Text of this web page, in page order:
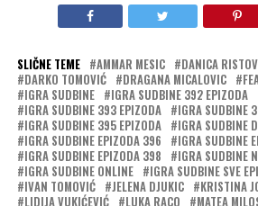
SLIČNE TEME AMMAR MESIC DANICA
DARKO TOMOVIĆ
DRAGANA MICALOVIC
IGRA SUDBINE
IGRA SUDBINE 392 EPIZODA
IGRA SUDBINE 393 EPIZODA
IGRA SUDBINE
IGRA SUDBINE 395 EPIZODA
IGRA SUDBINE
IGRA SUDBINE EPIZODA 396
IGRA SUDBINE
IGRA SUDBINE EPIZODA 398
IGRA SUDBINE
IGRA SUDBINE ONLINE
IGRA SUDBINE SVE
IVAN TOMOVIĆ
JELENA DJUKIC
KRISTINA
LIDIJA VUKIĆEVIĆ
LUKA RACO MATEA